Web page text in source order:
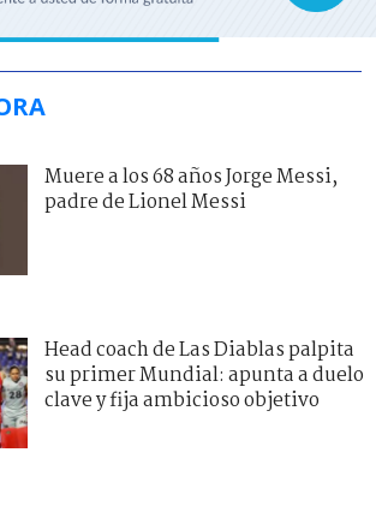
Muere a los 68 años Jorge Messi,
padre de Lionel Messi
Head coach de Las Diablas palpita
su primer Mundial: apunta a duelo
clave y fija ambicioso objetivo